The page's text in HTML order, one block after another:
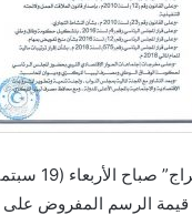
الرسم المفروض على